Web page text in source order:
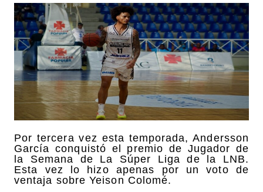
Por tercera vez esta temporada, Andersson
García conquistó el premio de Jugador de
la Semana de La Súper Liga de la LNB.
Esta vez lo hizo apenas por un voto de
ventaja sobre Yeison Colomé.